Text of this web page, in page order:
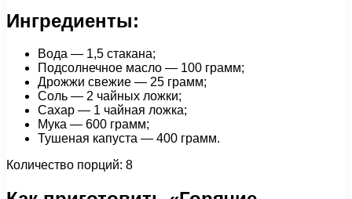
Ингредиенты:
Вода — 1,5 стакана;
Подсолнечное масло — 100 грамм;
Дрожжи свежие — 25 грамм;
Соль — 2 чайных ложки;
Сахар — 1 чайная ложка;
Мука — 600 грамм;
Тушеная капуста — 400 грамм.
Количество порций: 8